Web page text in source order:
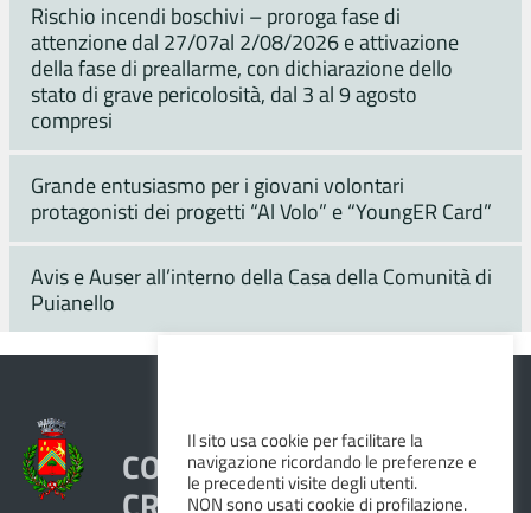
Rischio incendi boschivi – proroga fase di
attenzione dal 27/07al 2/08/2026 e attivazione
della fase di preallarme, con dichiarazione dello
stato di grave pericolosità, dal 3 al 9 agosto
compresi
Grande entusiasmo per i giovani volontari
protagonisti dei progetti “Al Volo” e “YoungER Card”
Avis e Auser all’interno della Casa della Comunità di
Puianello
COMUNE DI VEZZANO SUL
Il sito usa cookie per facilitare la
navigazione ricordando le preferenze e
le precedenti visite degli utenti.
NON sono usati cookie di profilazione.